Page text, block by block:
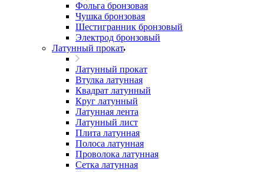
Фольга бронзовая
Чушка бронзовая
Шестигранник бронзовый
Электрод бронзовый
Латунный прокат
Латунный прокат
Втулка латунная
Квадрат латунный
Круг латунный
Латунная лента
Латунный лист
Плита латунная
Полоса латунная
Проволока латунная
Сетка латунная